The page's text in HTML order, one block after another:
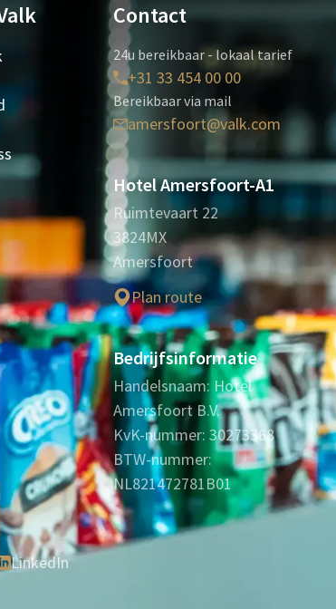
Contact
24u bereikbaar - lokaal tarief
+31 33 454 00 00
Bereikbaar via mail
amersfoort@valk.com
Hotel Amersfoort-A1
Ruimtevaart 22
3824MX
Amersfoort
Plan route
Bedrijfsinformatie
Handelsnaam: Hotel
Amersfoort B.V.
KvK-nummer: 30273368
BTW-nummer:
NL821472781B01
LinkedIn